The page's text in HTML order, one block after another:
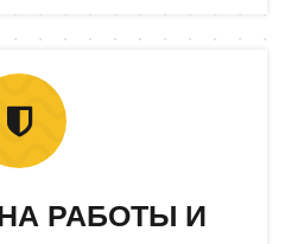
РАБОТЫ И